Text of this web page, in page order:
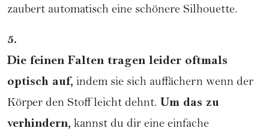
zaubert automatisch eine schönere Silhouette.
5.
Die feinen Falten tragen leider oftmals
optisch auf, indem sie sich auffächern wenn der
Körper den Stoff leicht dehnt. Um das zu
verhindern, kannst du dir eine einfache